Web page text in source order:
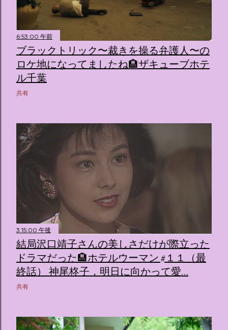
6:53:00 午前
ブラックトリック〜裁きを操る弁護人〜の
ロケ地になってましたね🏨ザキューブホテ
ル千葉
共有
3:15:00 午後
結局沢口靖子さんの美しさだけが際立った
ドラマだった🏨ホテルウーマン #１１（最
終話） 神尾柊子，明日に向かって愛…
共有